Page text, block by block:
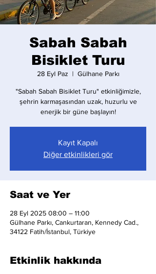
Sabah Sabah
Bisiklet Turu
28 Eyl Paz
  |
Gülhane Parkı
"Sabah Sabah Bisiklet Turu" etkinliğimizle,
şehrin karmaşasından uzak, huzurlu ve
enerjik bir güne başlayın!
Kayıt Kapalı
Diğer etkinlikleri gör
Saat ve Yer
28 Eyl 2025 08:00 – 11:00
Gülhane Parkı, Cankurtaran, Kennedy Cad.,
34122 Fatih/İstanbul, Türkiye
Etkinlik hakkında